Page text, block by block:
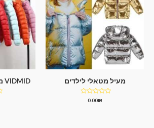
מעיל מטאלי לילדים
דורג 0.00₪
VIDMID מעיל צבעוני לילדים